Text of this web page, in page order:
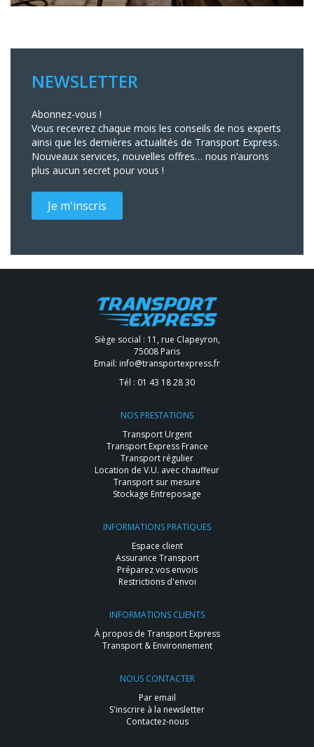
NEWSLETTER
Abonnez-vous !
Vous recevrez chaque mois les conseils de nos experts
ainsi que les dernières actualités de Transport Express.
Nouveaux services, nouvelles offres… nous n’aurons
plus aucun secret pour vous !
Je m'inscris
Siège social : 11, rue Clapeyron,
75008 Paris
Email: info@transportexpress.fr
Tél : 01 43 18 28 30
NOS PRESTATIONS
Transport Urgent
Transport Express France
Transport régulier
Location de V.U. avec chauffeur
Transport sur mesure
Stockage Entreposage
INFORMATIONS PRATIQUES
Espace client
Assurance Transport
Préparez vos envois
Restrictions d'envoi
INFORMATIONS CLIENTS
À propos de Transport Express
Transport & Environnement
NOUS CONTACTER
Par email
S'inscrire à la newsletter
Contactez-nous